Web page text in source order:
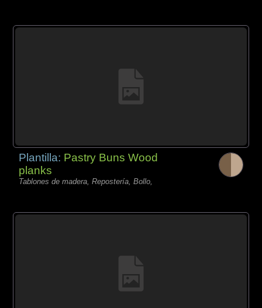
Plantilla: Pastry Buns Wood
planks
Tablones de madera, Repostería, Bollo,